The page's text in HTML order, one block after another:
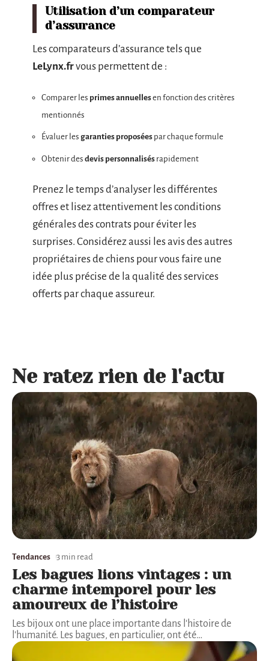
Utilisation d’un comparateur
d’assurance
Les comparateurs d’assurance tels que
LeLynx.frvous permettent de :
Comparer les primes annuellesen fonction des critères
mentionnés
Évaluer les garanties proposées par chaque formule
Obtenir des devis personnalisés rapidement
Prenez le temps d’analyser les différentes
offres et lisez attentivement les conditions
générales des contrats pour éviter les
surprises. Considérez aussi les avis des autres
propriétaires de chiens pour vous faire une
idée plus précise de la qualité des services
offerts par chaque assureur.
Ne ratez rien de l'actu
Tendances 3 min read
Les bagues lions vintages : un
charme intemporel pour les
amoureux de l’histoire
Les bijoux ont une place importante dans l'histoire de
l'humanité. Les bagues, en particulier, ont été…